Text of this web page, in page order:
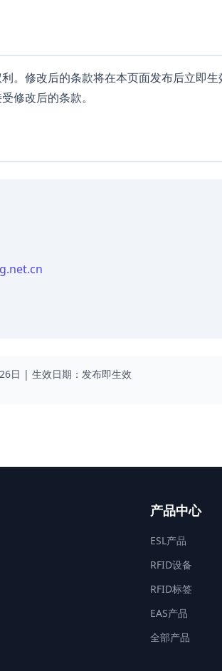
。修改后的条款将在本页面发布后立即生
修改后的条款。
日 | 生效日期：发布即生效
产品中心
ESL产品
RFID设备
RFID标签
EAS产品
全部产品